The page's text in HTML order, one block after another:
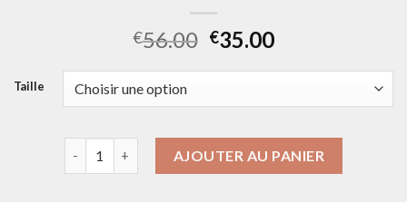
€56.00 €35.00
Taille
AJOUTER AU PANIER